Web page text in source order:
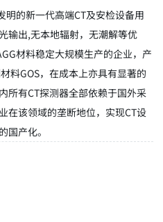
明的新一代高端CT及安检设备用
输出,无本地辐射，无潮解等优
材料稳定大规模生产的企业，产
料GOS，在成本上亦具有显著的
所有CT探测器全部依赖于国外采
在该领域的垄断地位，实现CT设
国产化。